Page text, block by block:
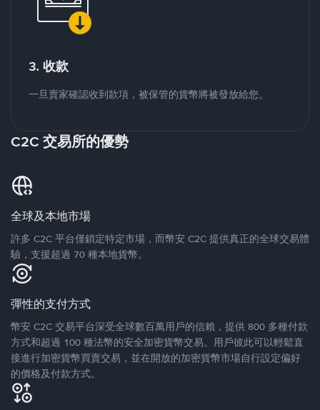
3. 收款
一旦賣家確認收到款項，被保管的貨幣將被發放給您。
C2C 交易所的優勢
全球及本地市場
許多 C2C 平台僅鎖定特定市場，而幣安 C2C 提供真正的全球交易體
驗，支援超過 70 種本地貨幣。
彈性的支付方式
幣安 C2C 交易平台深受全球數百萬用戶的信賴，提供 800 多種付款
方式和超過 100 種法幣的安全加密貨幣交易。用戶彼此可以輕鬆直
接進行加密貨幣買賣交易，並在開放的加密貨幣市場自行設定偏好
的價格及付款方式。